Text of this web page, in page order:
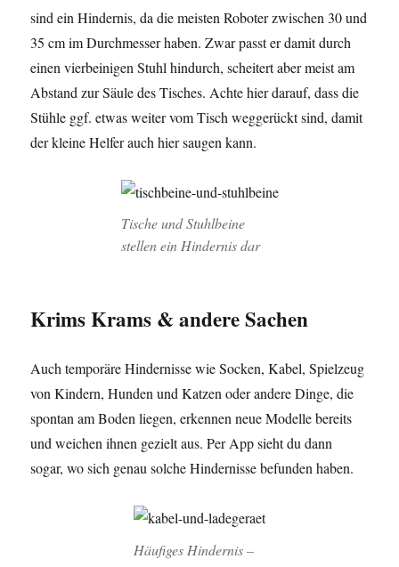
sind ein Hindernis, da die meisten Roboter zwischen 30 und
35 cm im Durchmesser haben. Zwar passt er damit durch
einen vierbeinigen Stuhl hindurch, scheitert aber meist am
Abstand zur Säule des Tisches. Achte hier darauf, dass die
Stühle ggf. etwas weiter vom Tisch weggerückt sind, damit
der kleine Helfer auch hier saugen kann.
Tische und Stuhlbeine
stellen ein Hindernis dar
Krims Krams & andere Sachen
Auch temporäre Hindernisse wie Socken, Kabel, Spielzeug
von Kindern, Hunden und Katzen oder andere Dinge, die
spontan am Boden liegen, erkennen neue Modelle bereits
und weichen ihnen gezielt aus. Per App sieht du dann
sogar, wo sich genau solche Hindernisse befunden haben.
Häufiges Hindernis –